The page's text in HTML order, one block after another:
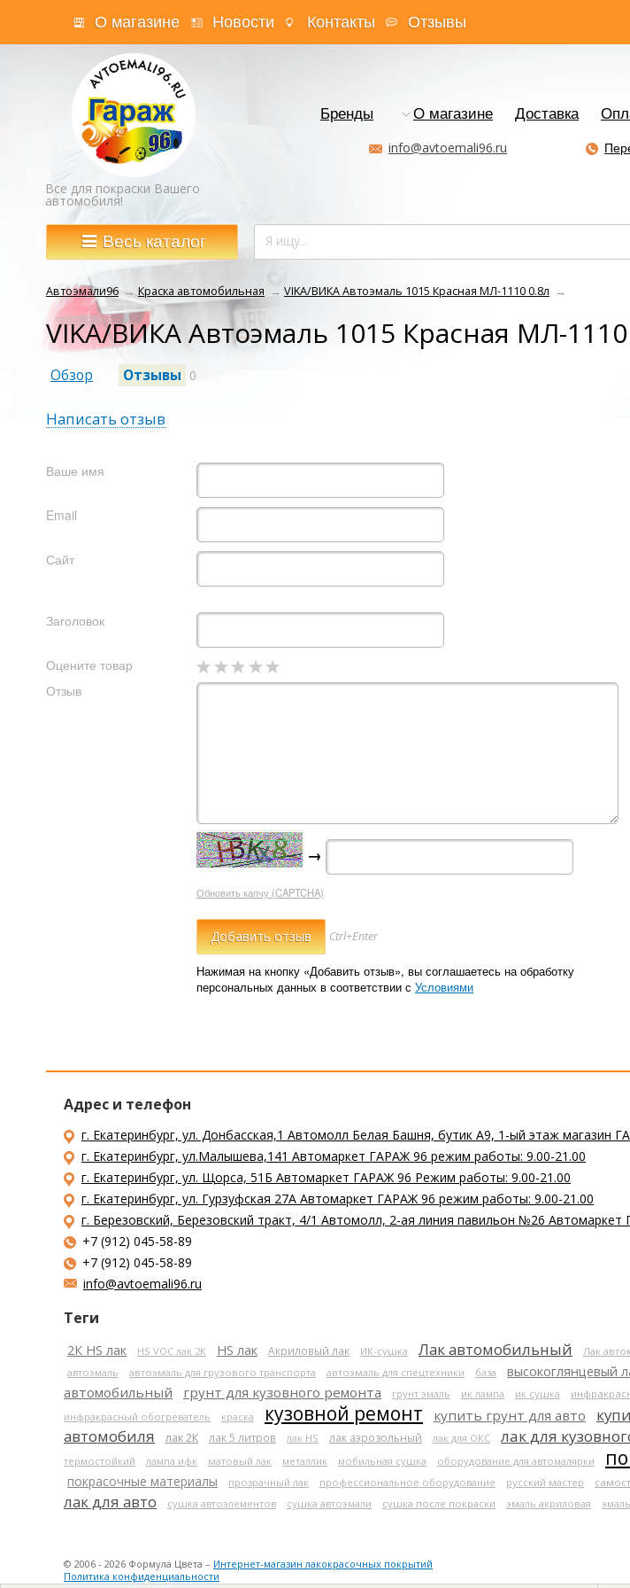
О магазине Новости Контакты Отзывы
Все для покраски Вашего
автомобиля!
Бренды О магазине Доставка
info@avtoemali96.ru
Весь каталог
Автоэмали96 →Краска автомобильная → VIKA/ВИКА Автоэмаль 1015 Красная МЛ-1110 0.8л →
VIKA/ВИКА Автоэмаль 1015 Красная МЛ-
Обзор Отзывы 0
Написать отзыв
Ваше имя
Email
Сайт
Заголовок
Оцените товар
Отзыв
→
Обновить капчу (CAPTCHA)
Ctrl+Enter
Нажимая на кнопку «Добавить отзыв», вы соглашаетесь на обработку
персональных данных в соответствии с Условиями
Адрес и телефон
г. Екатеринбург, ул. Донбасская,1 Автомолл Белая Башня, бутик А9, 1-ый этаж магазин
г. Екатеринбург, ул.Малышева,141 Автомаркет ГАРАЖ 96 режим работы: 9.00-21.00
г. Екатеринбург, ул. Щорса, 51Б Автомаркет ГАРАЖ 96 Режим работы: 9.00-21.00
г. Екатеринбург, ул. Гурзуфская 27А Автомаркет ГАРАЖ 96 режим работы: 9.00-21.00
г. Березовский, Березовский тракт, 4/1 Автомолл, 2-ая линия павильон №26
+7 (912) 045-58-89
+7 (912) 045-58-89
info@avtoemali96.ru
Теги
2К HS лак HS VOC лак 2К HS лак Акриловый лак ИК-сушка Лак автомобильный Лак
автоэмаль
автоэмаль для грузового транспорта автоэмаль для спецтехники база высокоглянцевый
автомобильный
грунт для кузовного ремонта грунт эмаль ик лампа ик сушка
инфракрасный обогреватель
краска кузовной ремонт купить грунт для авто
автомобиля
лак 2К лак 5 литров лак HS лак аэрозольный лак для ОКС лак для
термостойкий
лампа ифк матовый лак металлик мобильная сушка оборудование для автомалярки
покрасочные материалы прозрачный лак профессиональное оборудование русский мастер
лак для авто
сушка автоэлементов сушка автоэмали сушка после покраски эмаль акриловая
© 2006 - 2026 Формула Цвета – Интернет-магазин лакокрасочных покрытий
Политика конфиденциальности